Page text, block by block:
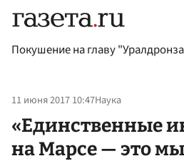
Покушение на главу
11 июня 2017 10:47Наука
«Единственные
на Марсе — это